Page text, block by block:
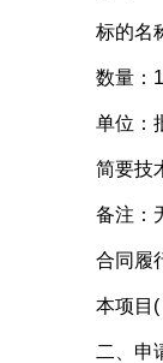
标的名称
数量：1
单位：
简要技术
备注：
合同履行
本项目(
二、申请